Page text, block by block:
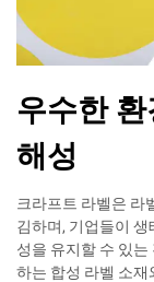
우수한
해성
크라프트 라벨은 라
김하며, 기업들이
성을 유지할 수 있
하는 합성 라벨 소재